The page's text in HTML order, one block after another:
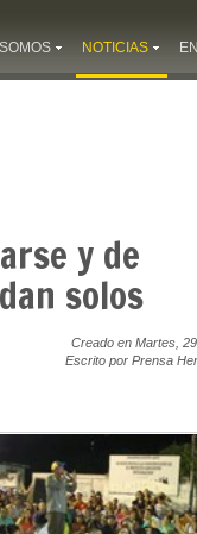
NOTICIAS
y de
solos
Creado en Martes,
Escrito por Prensa